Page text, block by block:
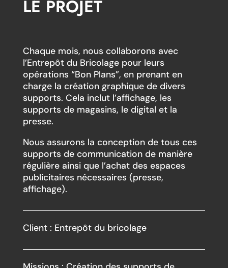
LE PROJET
Chaque mois, nous collaborons avec
l’Entrepôt du Bricolage pour leurs
opérations “Bon Plans”, en prenant en
charge la création graphique de divers
supports. Cela inclut l’affichage, les
supports de magasins, le digital et la
presse.
Nous assurons la conception de tous ces
supports de communication de manière
régulière ainsi que l’achat des espaces
publicitaires nécessaires (presse,
affichage).
Client : Entrepôt du bricolage